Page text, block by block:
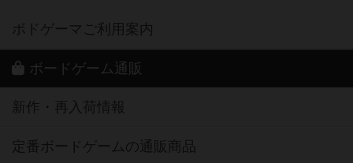
ボドゲーマご利用案内
ボードゲーム通販
新作・再入荷情報
定番ボードゲームの通販商品